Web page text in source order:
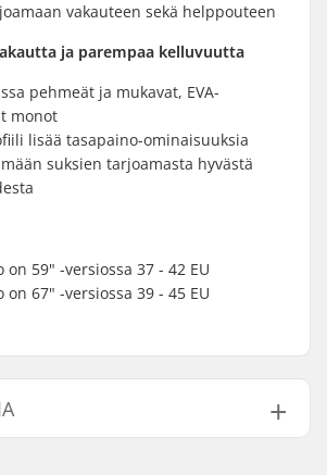
vakauteen sekä helppouteen
ja parempaa kelluvuutta
pehmeät ja mukavat, EVA-
monot
lisää tasapaino-ominaisuuksia
suksien tarjoamasta hyvästä
on 59" -versiossa 37 - 42 EU
on 67" -versiossa 39 - 45 EU